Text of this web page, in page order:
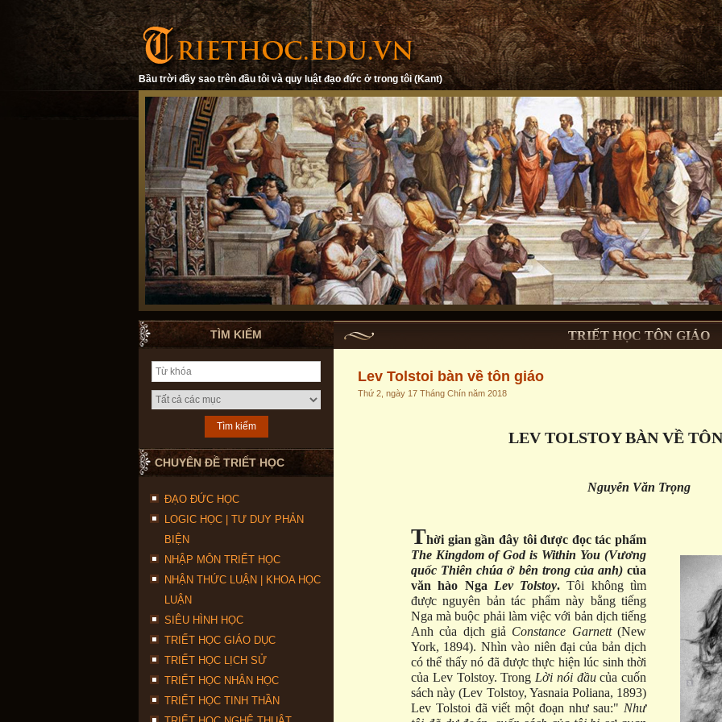
Bầu trời đầy sao trên đầu tôi và quy luật đạo đức ở trong tôi (Kant)
TÌM KIẾM
CHUYÊN ĐỀ TRIẾT HỌC
ĐẠO ĐỨC HỌC
LOGIC HỌC | TƯ DUY PHẢN
BIỆN
NHẬP MÔN TRIẾT HỌC
NHẬN THỨC LUẬN | KHOA HỌC
LUẬN
SIÊU HÌNH HỌC
TRIẾT HỌC GIÁO DỤC
TRIẾT HỌC LỊCH SỬ
TRIẾT HỌC NHÂN HỌC
TRIẾT HỌC TINH THẦN
TRIẾT HỌC TÔN GIÁO
Lev Tolstoi bàn về tôn giáo
Thứ 2, ngày 17 Tháng Chín năm 2018
LEV TOLSTOY BÀN VỀ
Nguyễn Văn Trọng
Thời gian gần đây tôi được đọc tác phẩm
The Kingdom of God is Within You (Vương
quốc Thiên chúa ở bên trong của anh) của
văn hào Nga Lev Tolstoy. Tôi không tìm
được nguyên bản tác phẩm này bằng tiếng
Nga mà buộc phải làm việc với bản dịch tiếng
Anh của dịch giả Constance Garnett(New
York, 1894). Nhìn vào niên đại của bản dịch
có thể thấy nó đã được thực hiện lúc sinh thời
của Lev Tolstoy. Trong Lời nói đầucủa cuốn
sách này (Lev Tolstoy, Yasnaia Poliana, 1893)
Lev Tolstoi đã viết một đoạn như sau:" Như